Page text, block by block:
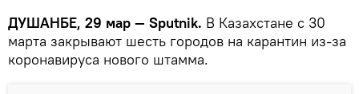
ДУШАНБЕ, 29 мар — Sputnik. В Казахстане с 30
марта закрывают шесть городов на карантин из-за
коронавируса нового штамма.